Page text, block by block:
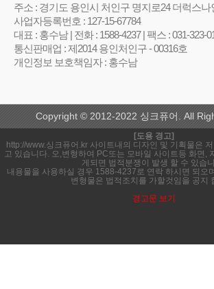
주소 : 경기도 용인시 처인구 명지로24 더럭스나
사업자등록번호 : 127-15-67784
대표 : 홍수남 | 전화 : 1588-4237 | 팩스 : 031-323-
통신판매업 : 제2014 용인처인구 - 00316호
개인정보 보호책임자 : 홍수남
Copyright © 2012-2022 싱크퓨어. All
[도용 경고]
http://www.싱크퓨어.kr 사이트내의 디자인 및 기획물은
고 있습니다. 오,변형하여 PC또는 모바일 사이트등 화면,
게되면 법적분쟁이 발생 할 수 있습
내용물을 사용하실 경우 1588-4237로 연락 하시면 되오
변형물은 법적조치를 가할것임을 공지
경고문 보기